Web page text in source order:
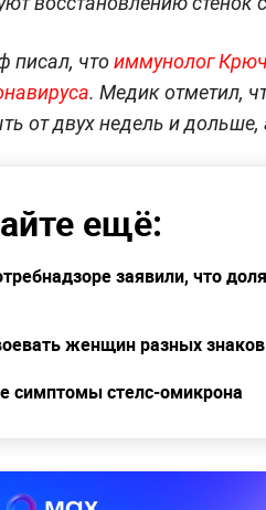
писал, чтоиммунолог
. Медик отметил,
от двух недель и дольше,
ещё:
заявили, что
женщин разных
симптомы стелс-омикрона